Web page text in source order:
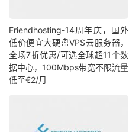
Friendhosting-14周年庆，国外
低价便宜大硬盘VPS云服务器，
全场7折优惠/可选全球超11个数
据中心，100Mbps带宽不限流量
低至€2/月